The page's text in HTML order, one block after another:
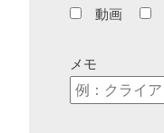
動画
メモ